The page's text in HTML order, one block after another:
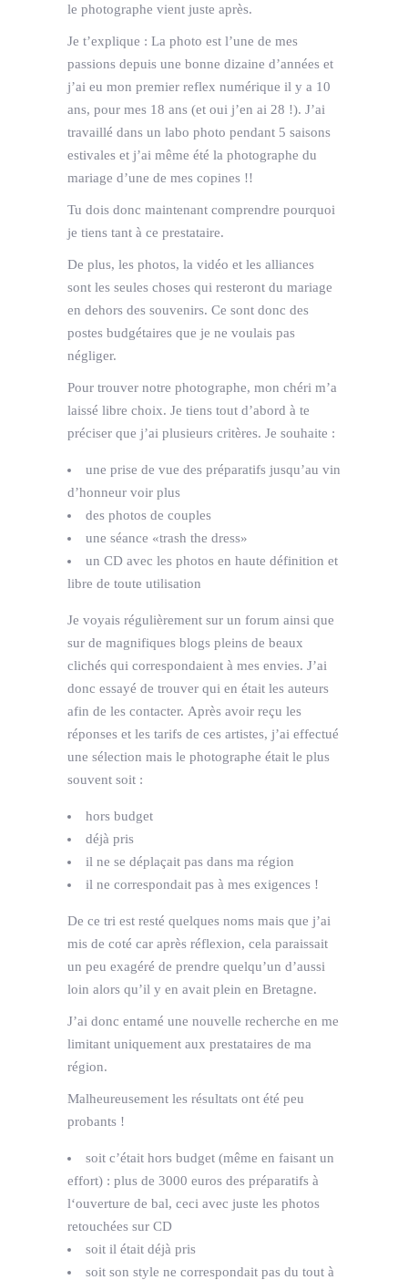
le photographe vient juste après.
Je t’explique : La photo est l’une de mes
passions depuis une bonne dizaine d’années et
j’ai eu mon premier reflex numérique il y a 10
ans, pour mes 18 ans (et oui j’en ai 28 !). J’ai
travaillé dans un labo photo pendant 5 saisons
estivales et j’ai même été la photographe du
mariage d’une de mes copines !!
Tu dois donc maintenant comprendre pourquoi
je tiens tant à ce prestataire.
De plus, les photos, la vidéo et les alliances
sont les seules choses qui resteront du mariage
en dehors des souvenirs. Ce sont donc des
postes budgétaires que je ne voulais pas
négliger.
Pour trouver notre photographe, mon chéri m’a
laissé libre choix. Je tiens tout d’abord à te
préciser que j’ai plusieurs critères. Je souhaite :
une prise de vue des préparatifs jusqu’au vin
d’honneur voir plus
des photos de couples
une séance «trash the dress»
un CD avec les photos en haute définition et
libre de toute utilisation
Je voyais régulièrement sur un forum ainsi que
sur de magnifiques blogs pleins de beaux
clichés qui correspondaient à mes envies. J’ai
donc essayé de trouver qui en était les auteurs
afin de les contacter. Après avoir reçu les
réponses et les tarifs de ces artistes, j’ai effectué
une sélection mais le photographe était le plus
souvent soit :
hors budget
déjà pris
il ne se déplaçait pas dans ma région
il ne correspondait pas à mes exigences !
De ce tri est resté quelques noms mais que j’ai
mis de coté car après réflexion, cela paraissait
un peu exagéré de prendre quelqu’un d’aussi
loin alors qu’il y en avait plein en Bretagne.
J’ai donc entamé une nouvelle recherche en me
limitant uniquement aux prestataires de ma
région.
Malheureusement les résultats ont été peu
probants !
soit c’était hors budget (même en faisant un
effort) : plus de 3000 euros des préparatifs à
l‘ouverture de bal, ceci avec juste les photos
retouchées sur CD
soit il était déjà pris
soit son style ne correspondait pas du tout à